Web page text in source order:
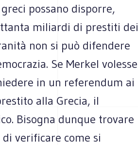
possano disporre,
miliardi di prestiti dei
non si può difendere
Se Merkel volesse
in un referendum ai
alla Grecia, il
Bisogna dunque trovare
verificare come si